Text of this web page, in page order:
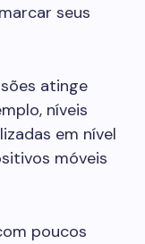
seus
atinge
níveis
em nível
móveis
poucos